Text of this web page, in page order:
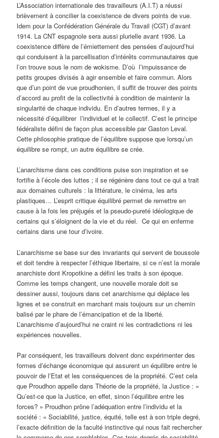
L’Association internationale des travailleurs (A.I.T) a réussi
brièvement à concilier la coexistence de divers points de vue.
Idem pour la Confédération Générale du Travail (CGT) d’avant
1914. La CNT espagnole sera aussi plurielle avant 1936. La
coexistence diffère de l’émiettement des pensées d’aujourd’hui
qui conduisent à la parcellisation d’intérêts communautaires que
l’on trouve sous le nom de wokisme. D’où l’impuissance de
petits groupes divisés à agir ensemble et faire commun. Alors
que d’un point de vue proudhonien, il suffit de trouver des points
d’accord au profit de la collectivité à condition de maintenir la
singularité de chaque individu. En d’autres termes, il y a
nécessité d’équilibrer l’individuel et le collectif. C’est le principe
fédéraliste défini de façon plus accessible par Gaston Leval.
Cette philosophie pratique de l’équilibre suppose que lorsqu’un
équilibre se rompt, un autre équilibre se crée.
L’anarchisme dans ces conditions puise son inspiration et se
fortifie à l’école des luttes ; il se régénère dans tout ce qui a trait
aux domaines culturels : la littérature, le cinéma, les arts
plastiques… L’esprit critique équilibré permet de remettre en
cause à la fois les préjugés et la pseudo-pureté idéologique de
certains qui s’éloignent de la vie et du réel. Ce qui en enferme
certains dans une tour d’ivoire.
L’anarchisme se base sur des invariants qui servent de boussole
et doit tendre à respecter l’éthique libertaire, si ce n’est la morale
anarchiste dont Kropotkine a défini les traits à son époque.
Comme les temps changent, une nouvelle morale doit se
dessiner aussi, toujours dans cet anarchisme qui déplace les
lignes et se construit en marchant mais toujours sur un chemin
balisé par le phare de l’émancipation et de la liberté.
L’anarchisme d’aujourd’hui ne craint ni les contradictions ni les
expériences nouvelles.
Par conséquent, les travailleurs doivent donc expérimenter des
formes d’échange économique qui assurent un équilibre entre le
pouvoir de l’Etat et les conséquences de la propriété. C’est cela
que Proudhon appelle dans Théorie de la propriété, la Justice : «
Qu’est-ce que la Justice, en effet, sinon l’équilibre entre les
forces? » Proudhon prône l’adéquation entre l’individu et la
société : « Sociabilité, justice, équité, telle est à son triple degré,
l’exacte définition de la faculté instinctive qui nous fait rechercher